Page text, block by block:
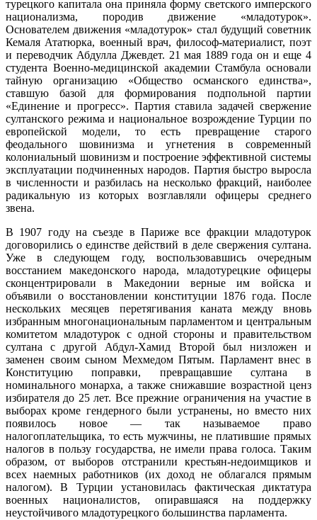
турецкого капитала она приняла форму светского имперского
национализма, породив движение «младотурок».
Основателем движения «младотурок» стал будущий советник
Кемаля Ататюрка, военный врач, философ-материалист, поэт
и переводчик Абдулла Джевдет. 21 мая 1889 года он и еще 4
студента Военно-медицинской академии Стамбула основали
тайную организацию «Общество османского единства»,
ставшую базой для формирования подпольной партии
«Единение и прогресс». Партия ставила задачей свержение
султанского режима и национальное возрождение Турции по
европейской модели, то есть превращение старого
феодального шовинизма и угнетения в современный
колониальный шовинизм и построение эффективной системы
эксплуатации подчиненных народов. Партия быстро выросла
в численности и разбилась на несколько фракций, наиболее
радикальную из которых возглавляли офицеры среднего
звена.
В 1907 году на съезде в Париже все фракции младотурок
договорились о единстве действий в деле свержения султана.
Уже в следующем году, воспользовавшись очередным
восстанием македонского народа, младотурецкие офицеры
сконцентрировали в Македонии верные им войска и
объявили о восстановлении конституции 1876 года. После
нескольких месяцев перетягивания каната между вновь
избранным многонациональным парламентом и центральным
комитетом младотурок с одной стороны и правительством
султана с другой Абдул-Хамид Второй был низложен и
заменен своим сыном Мехмедом Пятым. Парламент внес в
Конституцию поправки, превращавшие султана в
номинального монарха, а также снижавшие возрастной ценз
избирателя до 25 лет. Все прежние ограничения на участие в
выборах кроме гендерного были устранены, но вместо них
появилось новое — так называемое право
налогоплательщика, то есть мужчины, не платившие прямых
налогов в пользу государства, не имели права голоса. Таким
образом, от выборов отстранили крестьян-недоимщиков и
всех наемных работников (их доход не облагался прямым
налогом). В Турции установилась фактическая диктатура
военных националистов, опиравшаяся на поддержку
неустойчивого младотурецкого большинства парламента.